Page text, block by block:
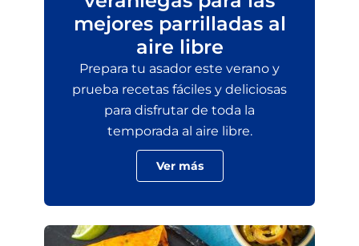
mejores parrilladas al
aire libre
Prepara tu asador este verano y
prueba recetas fáciles y deliciosas
para disfrutar de toda la
temporada al aire libre.
Ver más